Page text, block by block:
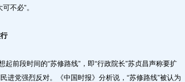
不必”。
前段时间的“苏修路线”，即“行政院长”苏贞昌声称要扩
进党强烈反对。《中国时报》分析说，“苏修路线”被认为